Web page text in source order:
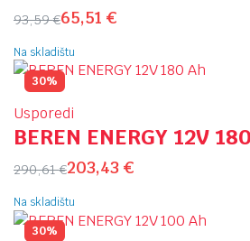
93,59€65,51 €
Na skladištu
30%
Usporedi
BEREN ENERGY 12V
290,61€203,43 €
Na skladištu
30%